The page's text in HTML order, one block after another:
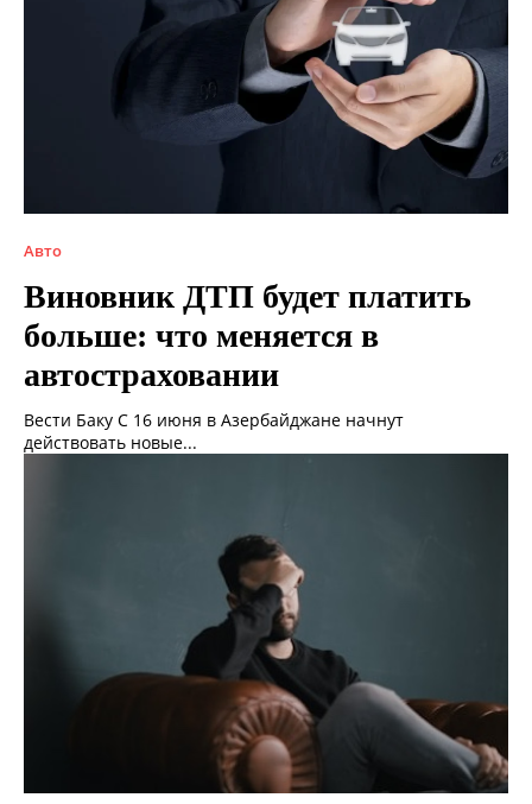
Авто
Виновник ДТП будет платить
больше: что меняется в
автостраховании
Вести Баку С 16 июня в Азербайджане начнут
действовать новые...